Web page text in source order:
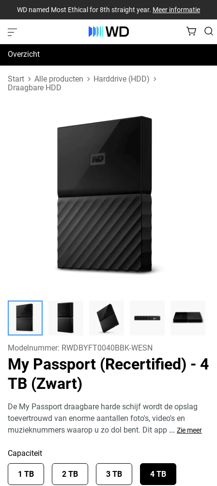
WD named Most Ethical for 8th straight year. Meer informatie
Overzicht
Specificaties
Start Alle producten
Harddrive (HDD)
Draagbare HDD
Modelnummer: RWDBYFT0040BBK-WESN
My Passport (Recertified) - 4
TB (Zwart)
De My Passport draagbare harde schijf wordt de opslag
toevertrouwd van enorme aantallen foto's, video's en
muzieknummers waarop u zo dol bent. Dit app ... Zie meer
Capaciteit
1 TB 2 TB 3 TB 4 TB